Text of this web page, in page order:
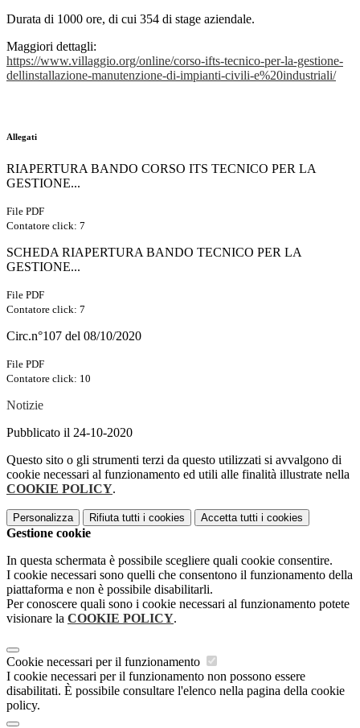
Durata di 1000 ore, di cui 354 di stage aziendale.
Maggiori dettagli:
https://www.villaggio.org/online/corso-ifts-tecnico-per-la-gestione-
dellinstallazione-manutenzione-di-impianti-civili-e%20industriali/
Allegati
RIAPERTURA BANDO CORSO ITS TECNICO PER LA
GESTIONE...
File PDF
Contatore click: 7
SCHEDA RIAPERTURA BANDO TECNICO PER LA
GESTIONE...
File PDF
Contatore click: 7
Circ.n°107 del 08/10/2020
File PDF
Contatore click: 10
Notizie
Pubblicato il 24-10-2020
Questo sito o gli strumenti terzi da questo utilizzati si avvalgono di
cookie necessari al funzionamento ed utili alle finalità illustrate nella
COOKIE POLICY.
Personalizza Rifiuta tutti i cookies Accetta tutti i cookies
Gestione cookie
In questa schermata è possibile scegliere quali cookie consentire.
I cookie necessari sono quelli che consentono il funzionamento della
piattaforma e non è possibile disabilitarli.
Per conoscere quali sono i cookie necessari al funzionamento potete
visionare la COOKIE POLICY.
Cookie necessari per il funzionamento
I cookie necessari per il funzionamento non possono essere
disabilitati. È possibile consultare l'elenco nella pagina della cookie
policy.